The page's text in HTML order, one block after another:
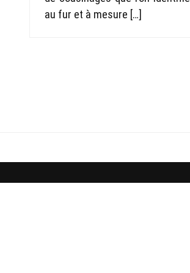
au fur et à mesure […]